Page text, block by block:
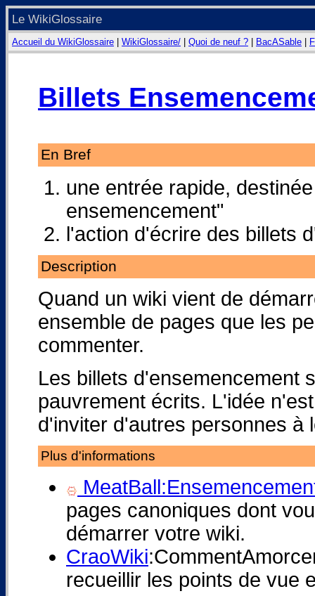
Le WikiGlossaire
Accueil du WikiGlossaire WikiGlossaire/ Quoi de neuf ? BacASable
Billets
En Bref
une entrée rapide,
ensemencement"
l'action d'écrire des billets
Description
Quand un wiki vient de
ensemble de pages que les
commenter.
Les billets d'ensemencement
pauvrement écrits. L'idée
d'inviter d'autres personnes à
Plus d'informations
pages canoniques dont
démarrer votre wiki.
CraoWiki
recueillir les points de vue